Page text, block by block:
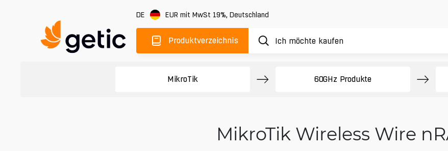
DE EUR mit MwSt 19%, Deutschland
Produktverzeichnis
MikroTik 60GHz Produkte
MikroTik Wireless Wire